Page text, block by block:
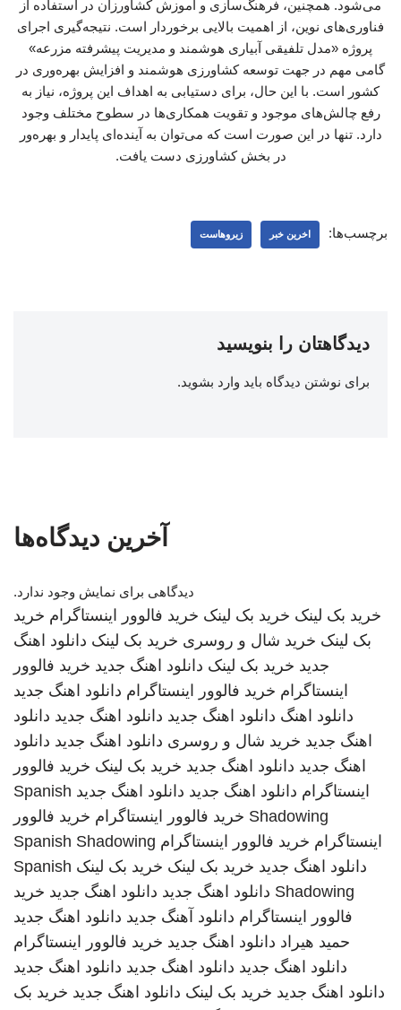
می‌شود. همچنین، فرهنگ‌سازی و آموزش کشاورزان در استفاده از
فناوری‌های نوین، از اهمیت بالایی برخوردار است. نتیجه‌گیری اجرای
پروژه «مدل تلفیقی آبیاری هوشمند و مدیریت پیشرفته مزرعه»
گامی مهم در جهت توسعه کشاورزی هوشمند و افزایش بهره‌وری در
کشور است. با این حال، برای دستیابی به اهداف این پروژه، نیاز به
رفع چالش‌های موجود و تقویت همکاری‌ها در سطوح مختلف وجود
دارد. تنها در این صورت است که می‌توان به آینده‌ای پایدار و بهره‌ور
در بخش کشاورزی دست یافت.
برچسب‌ها: اخرین خبر زیروهاست
دیدگاهتان را بنویسید
برای نوشتن دیدگاه باید وارد بشوید.
آخرین دیدگاه‌ها
دیدگاهی برای نمایش وجود ندارد.
خرید بک لینک خرید بک لینک خرید فالوور اینستاگرام خرید
بک لینک خرید شال و روسری خرید بک لینک دانلود اهنگ
جدید خرید بک لینک دانلود اهنگ جدید خرید فالوور
اینستاگرام خرید فالوور اینستاگرام دانلود اهنگ جدید
دانلود اهنگ دانلود اهنگ جدید دانلود اهنگ جدید دانلود
اهنگ جدید خرید شال و روسری دانلود اهنگ جدید دانلود
اهنگ جدید دانلود اهنگ جدید خرید بک لینک خرید فالوور
اینستاگرام دانلود اهنگ جدید دانلود اهنگ جدید Spanish
Shadowing خرید فالوور اینستاگرام خرید فالوور
اینستاگرام خرید فالوور اینستاگرام Spanish Shadowing
دانلود اهنگ جدید خرید بک لینک خرید بک لینک Spanish
Shadowing دانلود اهنگ جدید دانلود اهنگ جدید خرید
فالوور اینستاگرام دانلود آهنگ جدید دانلود اهنگ جدید
حمید هیراد دانلود اهنگ جدید خرید فالوور اینستاگرام
دانلود اهنگ جدید دانلود اهنگ جدید دانلود اهنگ جدید
دانلود اهنگ جدید خرید بک لینک دانلود اهنگ جدید خرید بک